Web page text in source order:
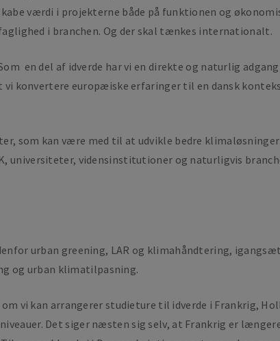
værdi i projekterne både på funktionen og
i branchen. Og der skal tænkes internationalt.
en del af idverde har vi en direkte og naturlig
konvertere europæiske erfaringer til en dansk
som kan være med til at udvikle bedre
universiteter, vidensinstitutioner og naturligvis
urban greening, LAR og klimahåndtering,
og urban klimatilpasning.
vi kan arrangerer studieture til idverde i Frankrig,
Det siger næsten sig selv, at Frankrig er